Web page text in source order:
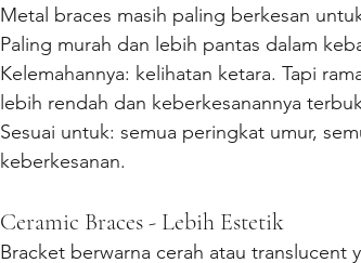
Metal braces masih paling berkesan
Paling murah dan lebih pantas dalam
Kelemahannya: kelihatan ketara. Tapi
lebih rendah dan keberkesanannya
Sesuai untuk: semua peringkat umur,
keberkesanan.
Ceramic Braces - Lebih Estetik
Bracket berwarna cerah atau